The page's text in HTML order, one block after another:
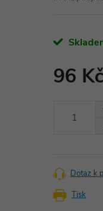
96 Kč
Tisk
Dotaz k